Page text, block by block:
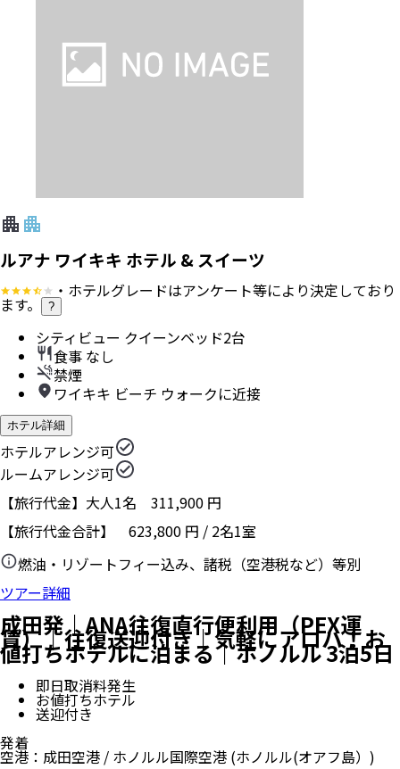
ルアナ ワイキキ ホテル & スイーツ
・ホテルグレードはアンケート等により決定しており
ます。 ?
シティビュー クイーンベッド2台
食事 なし
禁煙
ワイキキ ビーチ ウォークに近接
ホテル詳細
ホテルアレンジ可
ルームアレンジ可
【旅行代金】大人1名 311,900 円
【旅行代金合計】 623,800 円 / 2名1室
燃油・リゾートフィー込み、諸税（空港税など）等別
ツアー詳細
成田発｜ANA往復直行便利用（PEX運
賃）｜往復送迎付き｜気軽にアロハ！お
値打ちホテルに泊まる｜ホノルル 3泊5日
即日取消料発生
お値打ちホテル
送迎付き
発着
空港 ： 成田空港 / ホノルル国際空港 (ホノルル(オアフ島）)